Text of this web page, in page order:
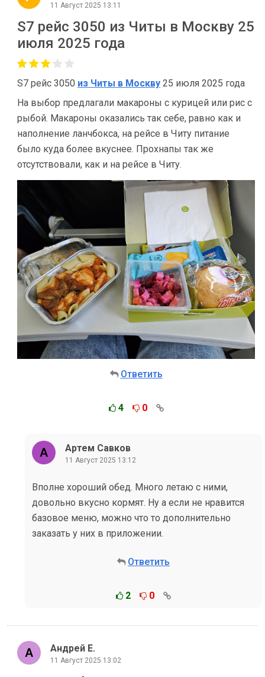
11 Август 2025 13:11
S7 рейс 3050 из Читы в Москву 25
июля 2025 года
S7 рейс 3050 из Читы в Москву 25 июля 2025 года
На выбор предлагали макароны с курицей или рис с
рыбой. Макароны оказались так себе, равно как и
наполнение ланчбокса, на рейсе в Читу питание
было куда более вкуснее. Прохнапы так же
отсутствовали, как и на рейсе в Читу.
Ответить
4 0
Артем Савков
11 Август 2025 13:12
Вполне хороший обед. Много летаю с ними,
довольно вкусно кормят. Ну а если не нравится
базовое меню, можно что то дополнительно
заказать у них в приложении.
Ответить
2 0
Андрей Е.
11 Август 2025 13:02